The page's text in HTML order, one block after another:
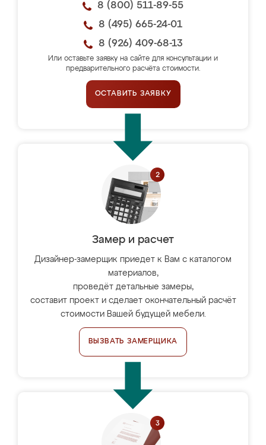
8 (800) 511-89-55
8 (495) 665-24-01
8 (926) 409-68-13
Или оставьте заявку на сайте для консультации и
предварительного расчёта стоимости.
ОСТАВИТЬ ЗАЯВКУ
Замер и расчет
Дизайнер-замерщик приедет к Вам с каталогом
материалов,
проведёт детальные замеры,
составит проект и сделает окончательный расчёт
стоимости Вашей будущей мебели.
ВЫЗВАТЬ ЗАМЕРЩИКА